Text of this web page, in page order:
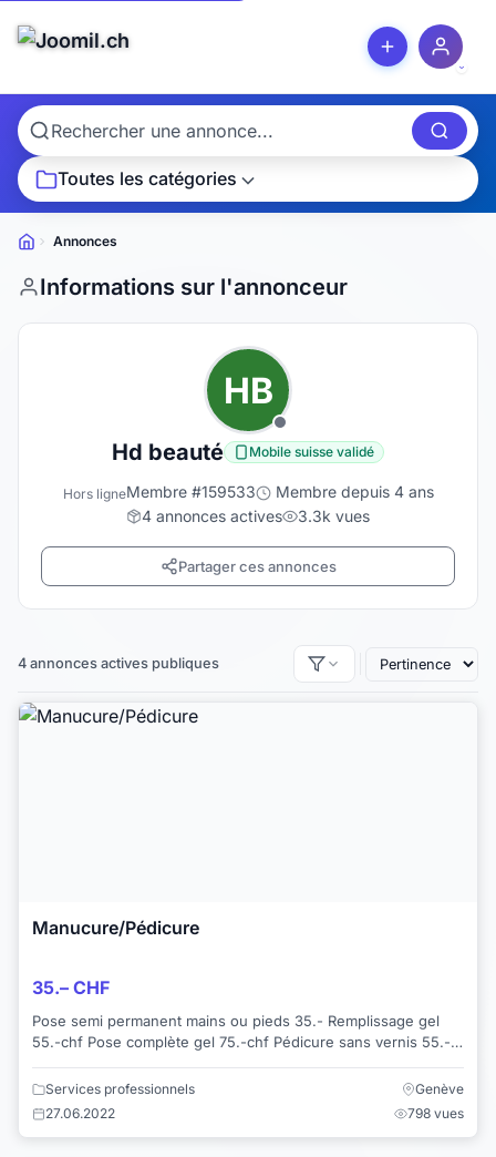
Toutes les catégories
Petites
Annonces
Informations sur l'annonceur
HB
Hd beauté Mobile suisse validé
Hors ligneMembre #159533
Membre depuis 4 ans
4 annonces actives
3.3k vues
Partager ces annonces
4 annonces actives publiques
Manucure/Pédicure
35.– CHF
Pose semi permanent mains ou pieds 35.- Remplissage gel
55.-chf Pose complète gel 75.-chf Pédicure sans vernis 55.-
Services professionnels
Genève
27.06.2022
798 vues